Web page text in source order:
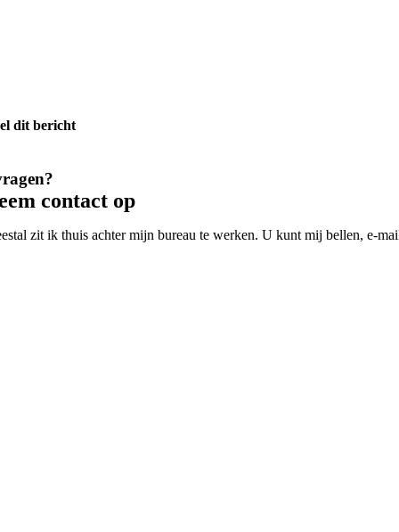
dit bericht
contact op
zit ik thuis achter mijn bureau te werken. U kunt mij bellen, e-